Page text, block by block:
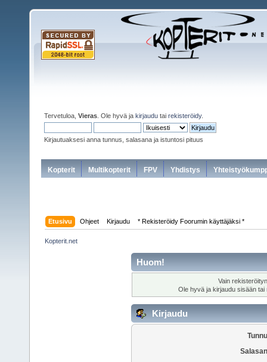
Tervetuloa, Vieras . Ole hyvä ja kirjaudu tai rekisteröidy.
Kirjautuaksesi anna tunnus, salasana ja istuntosi pituus
Kopterit Multikopterit FPV Yhdistys
Etusivu Ohjeet Kirjaudu * Rekisteröidy Foorumin käyttäjäksi *
Kopterit.net
Huom!
Vain
Ole hyvä ja kirjaudu sisään tai
Kirjaudu